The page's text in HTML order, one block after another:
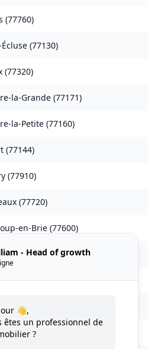
(77760)
(77130)
(77320)
la-Grande (77171)
la-Petite (77160)
(77144)
(77910)
(77720)
en-Brie (77600)
Rablais (77370)
Bourbon(77610)
(77410
77410)
- Head of growth
👋,
êtes un professionnel de
?